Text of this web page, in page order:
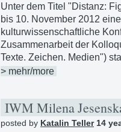
Unter dem Titel "Distanz:
bis 10. November 2012
kulturwissenschaftliche
Zusammenarbeit der
Texte. Zeichen. Medien")
> mehr/more
IWM Milena
posted by Katalin Teller14